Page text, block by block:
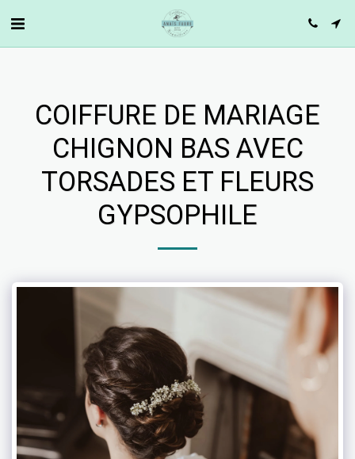
COIFFURE DE MARIAGE
CHIGNON BAS AVEC
TORSADES ET FLEURS
GYPSOPHILE